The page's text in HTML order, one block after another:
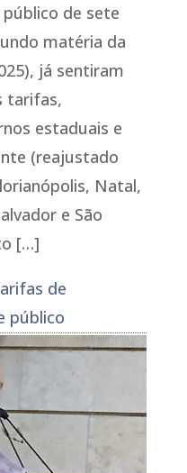
de sete
matéria da
já sentiram
tarifas,
estaduais e
(reajustado
Natal,
e São
[…]
de
público